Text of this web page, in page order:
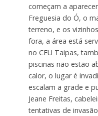
começam a
Freguesia do Ó, o
terreno, e os
fora, a área está
no CEU Taipas,
piscinas não estão
calor, o lugar é
escalam a grade e
Jeane Freitas,
tentativas de